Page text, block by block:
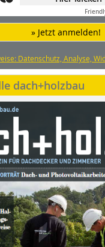
» Jetzt anmelden!
Datenschutz, Analyse,
dach+holzbau